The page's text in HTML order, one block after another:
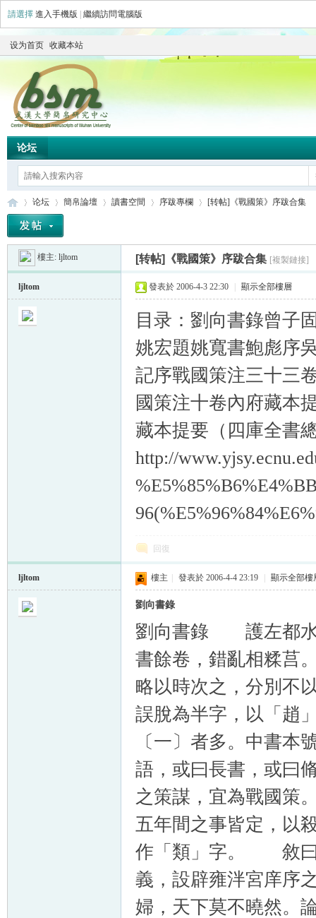
請選擇 進入手機版 繼續訪問電腦版
设为首页 收藏本站
论坛
»
论坛
›
簡帛論壇 讀書空間
›
序跋專欄
›
[转帖]《戰國策》序跋合集
樓主: ljltom [转帖]《戰國策》序跋合集 [複製鏈接]
ljltom 發表於 2006-4-3 22:30 顯示全部樓層
目录：劉向書錄曾子
姚宏題姚寬書鮑彪序
記序戰國策注三十三
國策注十卷內府藏本
藏本提要（四庫全書
http://
回復
ljltom 樓主 發表於 2006-4-4 23:19 顯示全部樓
劉向書錄
劉向書錄 護左都水
書餘卷，錯亂相糅莒
略以時次之，分別不
誤脫為半字，以「趙
〔一〕者多。中書本
語，或曰長書，或曰
之策謀，宜為戰國策
五年間之事皆定，以
作「類」字。 敘曰
義，設辟雍泮宮庠序
婦，天下莫不曉然。